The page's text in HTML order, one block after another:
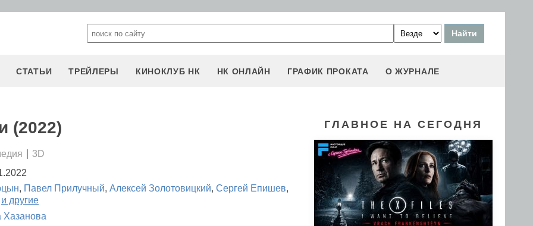
СТАТЬИ ТРЕЙЛЕРЫ КИНОКЛУБ НК НК ОНЛАЙН ГРАФИК ПРОКАТА О ЖУРНАЛЕ
(2022)
3D
, Павел Прилучный, Алексей Золотовицкий, Сергей Епишев,
и другие
Хазанова
ГЛАВНОЕ НА СЕГОДНЯ